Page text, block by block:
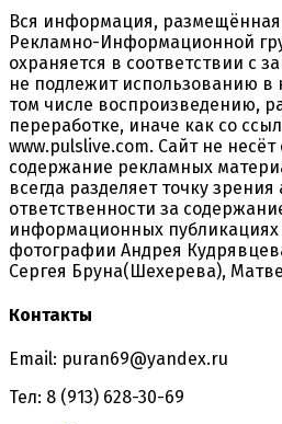
Вся информация,
Рекламно-Информационной
охраняется в соответствии с
не подлежит использованию
том числе воспроизведению,
переработке, иначе как со
www.pulslive.com. Сайт не несёт
содержание рекламных
всегда разделяет точку
ответственности за
информационных
фотографии Андрея
Сергея Бруна(Шехерева),
Контакты
Email: puran69@yandex.ru
Тел: 8 (913) 628-30-69